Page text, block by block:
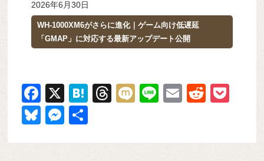
2026年6月30日
WH-1000XM6がさらに進化｜ゲーム向け低遅延
「GMAP」に対応する最新アップデート公開
F
a
c
e
X
H
n
T
a
M
Li
E
R
di et
Bl
M